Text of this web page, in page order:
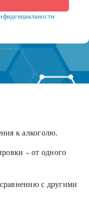
к алкоголю.
– от одного
с другими